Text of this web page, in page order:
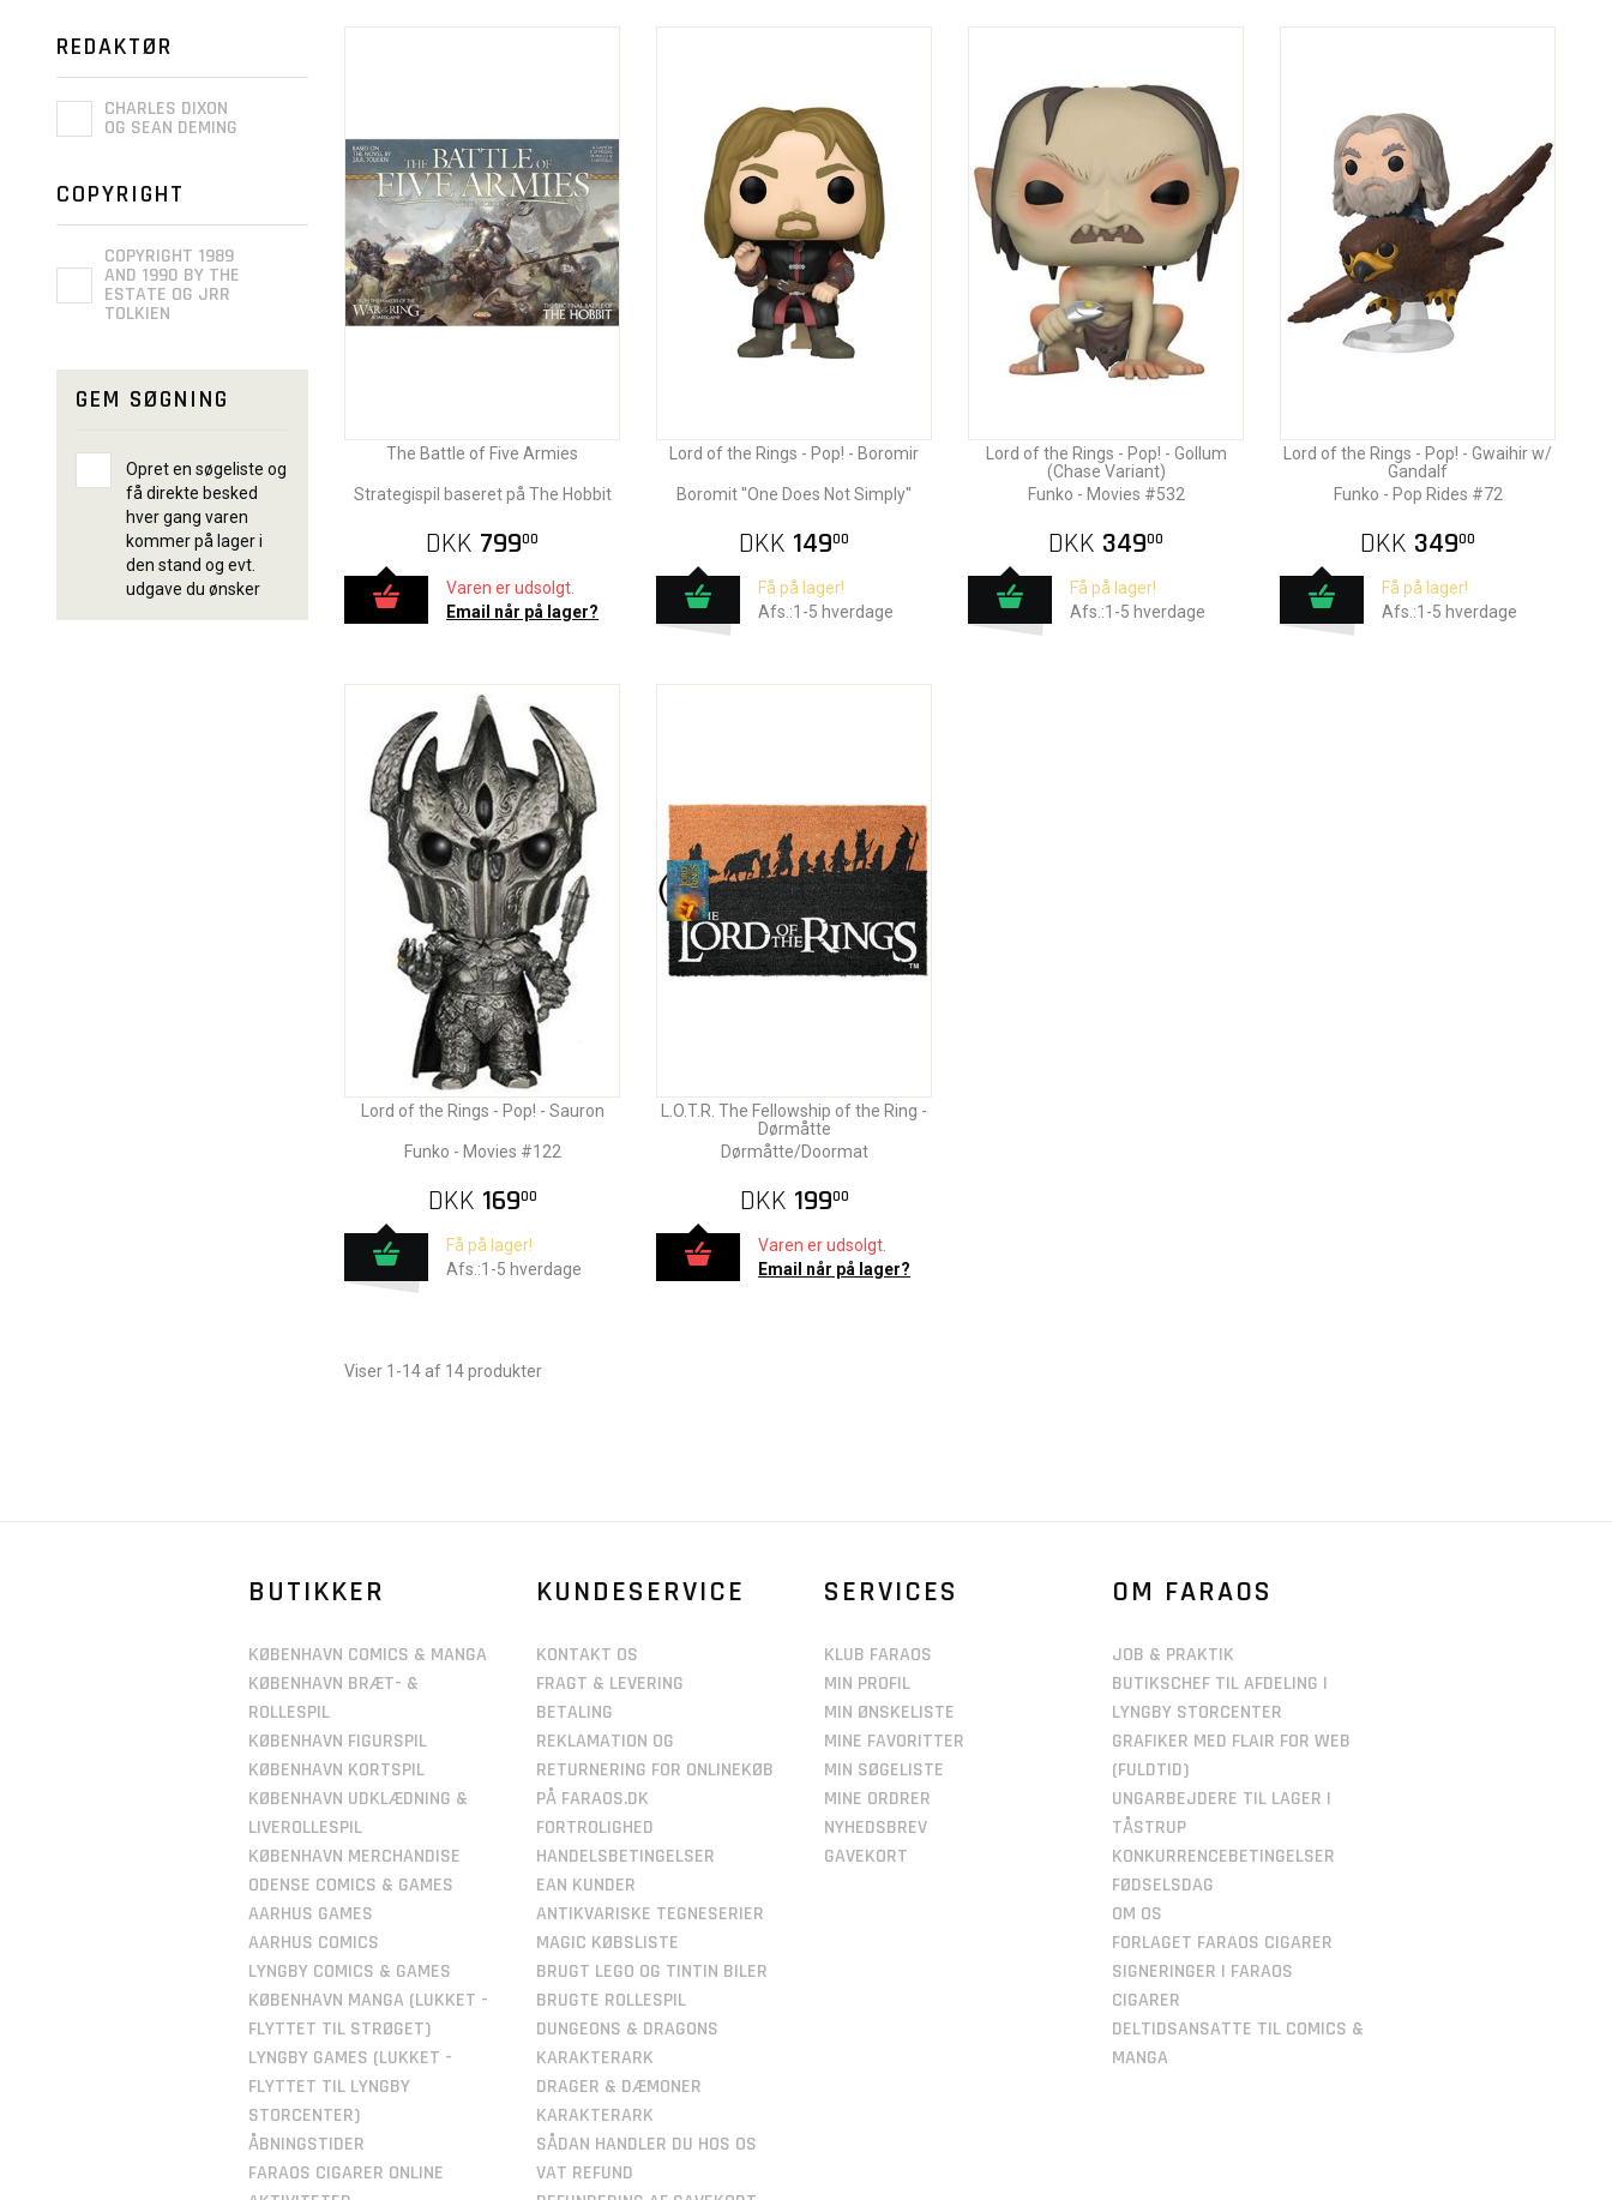
REDAKTØR
CHARLES DIXON
OG SEAN DEMING
COPYRIGHT
COPYRIGHT 1989
AND 1990 BY THE
ESTATE OG JRR
TOLKIEN
GEM SØGNING
Opret en søgeliste og
få direkte besked
hver gang varen
kommer på lager i
den stand og evt.
udgave du ønsker
The Battle of Five Armies
Strategispil baseret på The Hobbit
DKK 79900
Varen er udsolgt.
Email når på lager?
Lord of the Rings - Pop! - Boromir
Boromit ''One Does Not Simply''
DKK 14900
Få på lager!
Afs.:1-5 hverdage
Lord of the Rings - Pop! - Gollum
(Chase Variant)
Funko - Movies #532
DKK 34900
Få på lager!
Afs.:1-5 hverdage
Lord of the Rings - Pop! - Gwaihir w/
Gandalf
Funko - Pop Rides #72
DKK 34900
Få på lager!
Afs.:1-5 hverdage
Lord of the Rings - Pop! - Sauron
Funko - Movies #122
DKK 16900
Få på lager!
Afs.:1-5 hverdage
L.O.T.R. The Fellowship of the Ring -
Dørmåtte
Dørmåtte/Doormat
DKK 19900
Varen er udsolgt.
Email når på lager?
Viser 1-14 af 14 produkter
BUTIKKER
KØBENHAVN COMICS & MANGA
KØBENHAVN BRÆT- &
ROLLESPIL
KØBENHAVN FIGURSPIL
KØBENHAVN KORTSPIL
KØBENHAVN UDKLÆDNING &
LIVEROLLESPIL
KØBENHAVN MERCHANDISE
ODENSE COMICS & GAMES
AARHUS GAMES
AARHUS COMICS
LYNGBY COMICS & GAMES
KØBENHAVN MANGA (LUKKET -
FLYTTET TIL STRØGET)
LYNGBY GAMES (LUKKET -
FLYTTET TIL LYNGBY
STORCENTER)
ÅBNINGSTIDER
FARAOS CIGARER ONLINE
KUNDESERVICE
KONTAKT OS
FRAGT & LEVERING
BETALING
REKLAMATION OG
RETURNERING FOR ONLINEKØB
PÅ FARAOS.DK
FORTROLIGHED
HANDELSBETINGELSER
EAN KUNDER
ANTIKVARISKE TEGNESERIER
MAGIC KØBSLISTE
BRUGT LEGO OG TINTIN BILER
BRUGTE ROLLESPIL
DUNGEONS & DRAGONS
KARAKTERARK
DRAGER & DÆMONER
KARAKTERARK
SÅDAN HANDLER DU HOS OS
VAT REFUND
SERVICES
KLUB FARAOS
MIN PROFIL
MIN ØNSKELISTE
MINE FAVORITTER
MIN SØGELISTE
MINE ORDRER
NYHEDSBREV
GAVEKORT
OM FARAOS
JOB & PRAKTIK
BUTIKSCHEF TIL AFDELING I
LYNGBY STORCENTER
GRAFIKER MED FLAIR FOR WEB
(FULDTID)
UNGARBEJDERE TIL LAGER I
TÅSTRUP
KONKURRENCEBETINGELSER
FØDSELSDAG
OM OS
FORLAGET FARAOS CIGARER
SIGNERINGER I FARAOS
CIGARER
DELTIDSANSATTE TIL COMICS &
MANGA